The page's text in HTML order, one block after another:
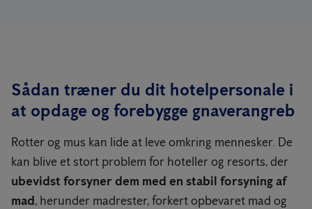
Sådan træner du dit hotelpersonale i
at opdage og forebygge gnaverangreb
Rotter og mus kan lide at leve omkring mennesker. De
kan blive et stort problem for hoteller og resorts, der
ubevidst forsyner dem med en stabil forsyning af
mad, herunder madrester, forkert opbevaret mad og